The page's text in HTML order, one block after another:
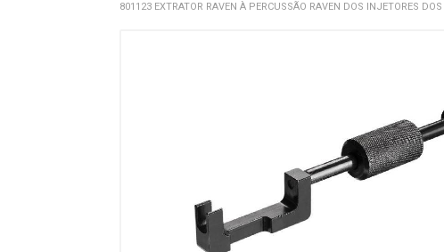
801123 EXTRATOR RAVEN À PERCUSSÃO RAVEN DOS INJETORES